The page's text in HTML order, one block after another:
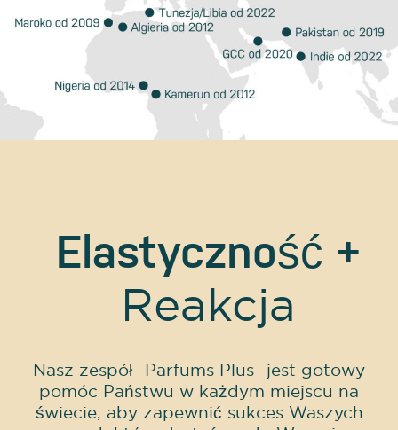
Elastyczność +
Reakcja
Nasz zespół -Parfums Plus- jest gotowy
pomóc Państwu w każdym miejscu na
świecie, aby zapewnić sukces Waszych